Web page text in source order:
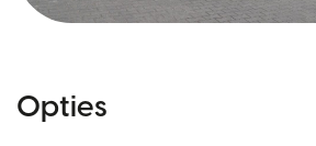
Opties